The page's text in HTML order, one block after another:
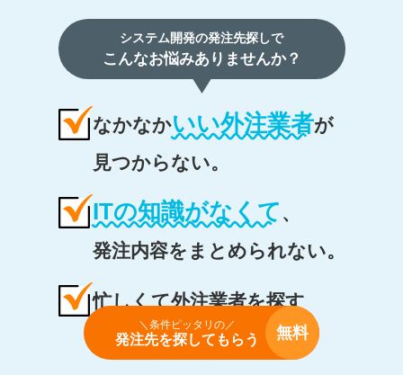
システム開発の発注先探しで
こんなお悩みありませんか？
なかなかいい外注業者が
見つからない。
ITの知識がなくて 、
発注内容をまとめられない。
忙しくて外注業者を探す
時間がない。
＼条件ピッタリの／
発注先を探してもらう 無料